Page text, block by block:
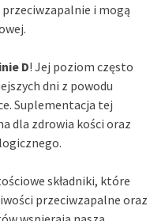
przeciwzapalnie i mogą
D! Jej poziom często
dni z powodu
Suplementacja tej
dla zdrowia kości oraz
składniki, które
przeciwzapalne oraz